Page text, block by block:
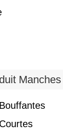
Manches